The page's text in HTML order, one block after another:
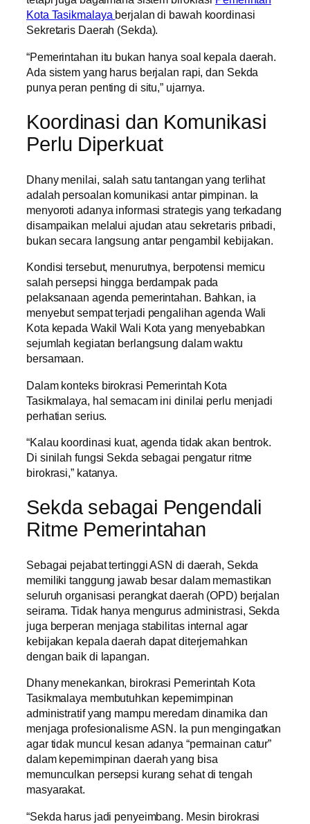
Kota Tasikmalaya berjalan di bawah koordinasi
Sekretaris Daerah (Sekda).
“Pemerintahan itu bukan hanya soal kepala daerah.
Ada sistem yang harus berjalan rapi, dan Sekda
punya peran penting di situ,” ujarnya.
Koordinasi dan Komunikasi
Perlu Diperkuat
Dhany menilai, salah satu tantangan yang terlihat
adalah persoalan komunikasi antar pimpinan. Ia
menyoroti adanya informasi strategis yang terkadang
disampaikan melalui ajudan atau sekretaris pribadi,
bukan secara langsung antar pengambil kebijakan.
Kondisi tersebut, menurutnya, berpotensi memicu
salah persepsi hingga berdampak pada
pelaksanaan agenda pemerintahan. Bahkan, ia
menyebut sempat terjadi pengalihan agenda Wali
Kota kepada Wakil Wali Kota yang menyebabkan
sejumlah kegiatan berlangsung dalam waktu
bersamaan.
Dalam konteks birokrasi Pemerintah Kota
Tasikmalaya, hal semacam ini dinilai perlu menjadi
perhatian serius.
“Kalau koordinasi kuat, agenda tidak akan bentrok.
Di sinilah fungsi Sekda sebagai pengatur ritme
birokrasi,” katanya.
Sekda sebagai Pengendali
Ritme Pemerintahan
Sebagai pejabat tertinggi ASN di daerah, Sekda
memiliki tanggung jawab besar dalam memastikan
seluruh organisasi perangkat daerah (OPD) berjalan
seirama. Tidak hanya mengurus administrasi, Sekda
juga berperan menjaga stabilitas internal agar
kebijakan kepala daerah dapat diterjemahkan
dengan baik di lapangan.
Dhany menekankan, birokrasi Pemerintah Kota
Tasikmalaya membutuhkan kepemimpinan
administratif yang mampu meredam dinamika dan
menjaga profesionalisme ASN. Ia pun mengingatkan
agar tidak muncul kesan adanya “permainan catur”
dalam kepemimpinan daerah yang bisa
memunculkan persepsi kurang sehat di tengah
masyarakat.
“Sekda harus jadi penyeimbang. Mesin birokrasi